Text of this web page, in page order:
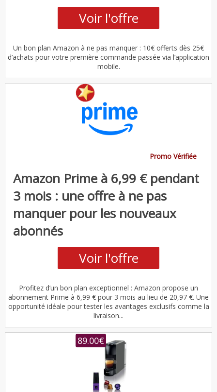
Voir l'offre
Un bon plan Amazon à ne pas manquer : 10€ offerts dès 25€
d’achats pour votre première commande passée via l’application
mobile.
Promo Vérifiée
Amazon Prime à 6,99 € pendant
3 mois : une offre à ne pas
manquer pour les nouveaux
abonnés
Voir l'offre
Profitez d’un bon plan exceptionnel : Amazon propose un
abonnement Prime à 6,99 € pour 3 mois au lieu de 20,97 €. Une
opportunité idéale pour tester les avantages exclusifs comme la
livraison...
89.00€